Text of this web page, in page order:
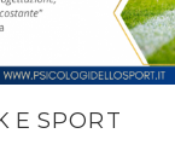
E SPORT